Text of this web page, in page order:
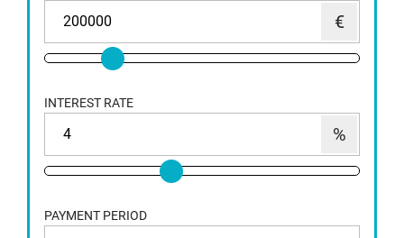
INTEREST RATE
PAYMENT PERIOD